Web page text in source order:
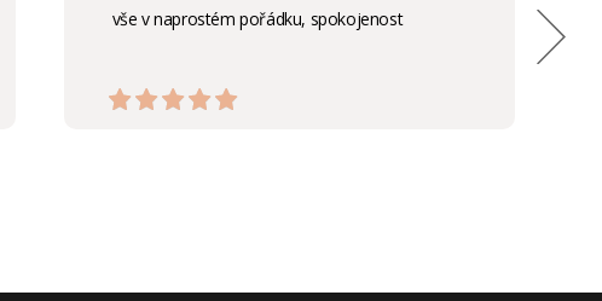
vše v naprostém pořádku, spokojenost